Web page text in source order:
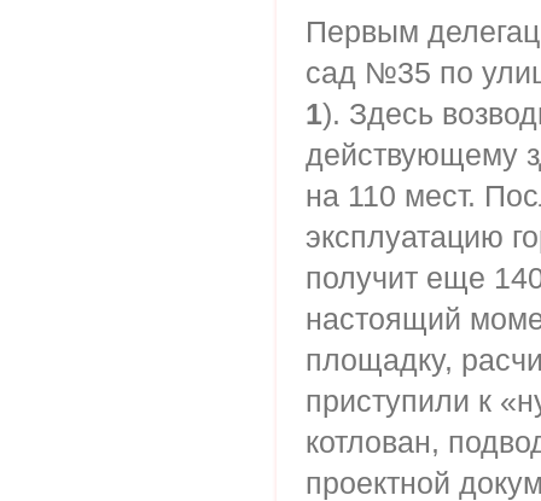
Первым
сад №35 по
1). Здесь
действующему
на 110 мест.
эксплуатацию
получит еще
настоящий
площадку,
приступили к
котлован,
проектной